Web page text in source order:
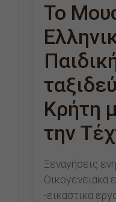
Το
Κρήτη
την
Ξεναγήσεις
Οικογενειακά
-εικαστικά